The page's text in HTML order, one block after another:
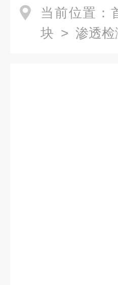
当前位置：
块 > 渗透